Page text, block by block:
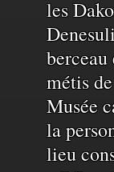
et
de
les
métis
Musée
la
lieu